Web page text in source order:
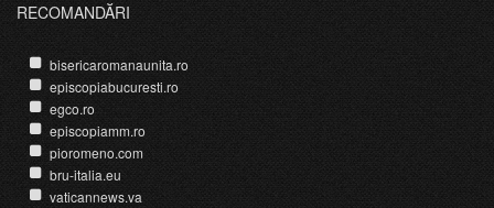
RECOMANDĂRI
bisericaromanaunita.ro
episcopiabucuresti.ro
egco.ro
episcopiamm.ro
pioromeno.com
bru-italia.eu
vaticannews.va